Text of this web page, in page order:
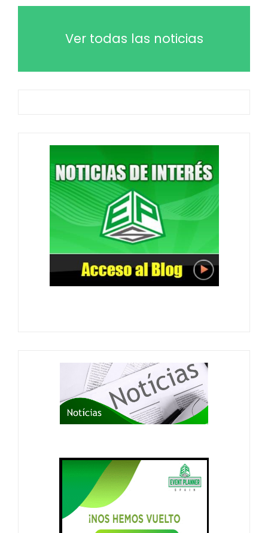
Ver todas las noticias